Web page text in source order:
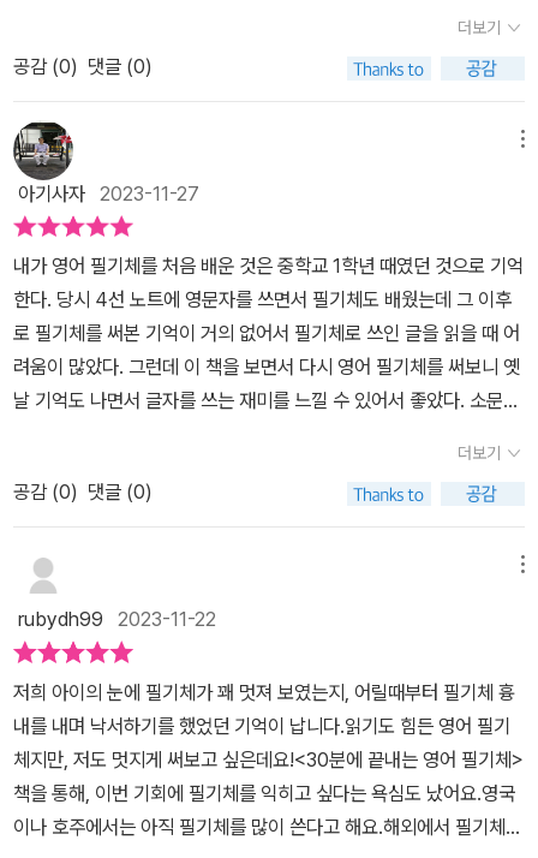
후 공부명언 문장을 따라 필기체로 써 볼 수 있는데 6가지 필기체로
따라 써 보면서 자신만의 필기체를 만들어 나갈 수 있어요.감성적이
를 바란다.배움은 정말 끝이 없는것 같아요. 너무 멋진 말이네요.좋은
명언도 익히고 필기체로 써 보며 충분한 연습을 통해서 자연스럽게
필기체를 완성할 수 있을때 까지 노력해야겠어요. 개성넘치는 나만의
멋진 필기체 빨리 멋지게 써 보고 싶네요~영어 필기체 마이클리시 마
이크 선생님의 영어필기체와 공부명언 필기체로 공부해 보시길 추천
합니다~​​​'마이클리시출판사로부터 도서를 제공받아 읽고 작성되었습
니다'
래 지속되지는 않았다.그러던 중 <30분에 끝내는 영어 필기체>를 알
게 되었고 '30분에 끝내는'이라는 문구에 용기를 내보았다.63페이지
로 구성되어 있는 얇은 책인데 구성은 아주 알차다.필기체은 영국, 호
주에서는 많이 사용하기에 영국 유학을 준비하는 사람은 필수로 익혀
야 한다.기본 필기체를 연습하고, 소문자를 전체적으로 이어서 써보
고,공부명언 30개를 필기해볼 수 있고, 영어공부 잘하는 법에 대한
이야기도 담고 있다.기본 알파벳을 점선을 따라서 쓰면되는데 어렵지
않다.처음 써보는건 아닌데 이상하게 재밌다.마이크 황님의 책을 지
금 연달아서 3권을 접했는데 그래서인가?이상하게 재밌고 계속하고
싶어진다.영어관련된 책을 읽거나 쓰면서 이런 기분은 처음이다.마이
크 황님의 방법이 내게는 흥미롭게 다가오는 것 같다.알파벳 연습을
하고 공부명언 필기체도 따라써봤는데 글씨체 6가지나 된다.여러 글
씨체를 접해보는 것도 재밌었다.사람마다 글씨체가 다른데 필기체도
여러 글씨체를 보니 멋있어 보이기도 했다.익숙한 글씨체가 아니다보
공부를 해야하고, 지혜를 얻으려면 관찰을 해야한다.마릴린 보스 사
번트p.54이다.당연한 말이다. 지식을 얻기 위해서 공부하는 것 만큼
좋은 방법이 없다고 생각한다.지혜로운 사람이 되고 싶은 마음이 큰
데 지혜를 얻으려면 관찰을 해야 한다고 하니 내가 놓치고 있는게 관
찰이었음 알게됐다.앞으로 관찰하는데 시간을 들여야 할 것 같다.필
기체 연습으로 마무리 하는게 아니라 영어를 잘하는 법에 대해서도
이야기를 다룬다.긴 글로 적혀있지 않지만 임팩트가 있다.영어를 잘
하기 위해서는 반복해는 것만큼 좋은게 없고, 꾸준하게 계속 공부하
더보기
공감 (0) 댓글 (0)
아기사자 2023-11-27
내가 영어 필기체를 처음 배운 것은 중학교 1학년 때였던 것으로 기억
한다. 당시 4선 노트에 영문자를 쓰면서 필기체도 배웠는데 그 이후
로 필기체를 써본 기억이 거의 없어서 필기체로 쓰인 글을 읽을 때 어
려움이 많았다. 그런데 이 책을 보면서 다시 영어 필기체를 써보니 옛
날 기억도 나면서 글자를 쓰는 재미를 느낄 수 있어서 좋았다. 소문자
헛갈리는 글자도 있어서 자꾸 쓰는 연습을 해야 익숙해질 것 같다. 실
제로 필기체로 쓰인 글을 읽을 기회가 얼마나 될지는 모르겠지만 자
필 편지를 주고 받게 된다면 아무래도 필기체를 쓸 수밖에 없을 것이
라 생각되어 모르는 것보다는 배워두는 게 좋겠다는 생각이 든다. 이
도움이 되었다. 저자는 이 책의 목적을 이렇게 적고 있다. '누구나 쉽
게 필기체를 읽고 쓸 수 있기를 바랐습니다. 그래서 알파벳 26자를,
한 글자당 1분씩 26분, 이어 쓰기에 4분, 총 30분이면 익ㄷ힐 수 있
도록 이 책을 집필했습니다.' 그런데 내가 직접 써보니 글자를 익히는
데는 30분이면 가능하지만 공부명언 필기체 30까지 다 써본다면 1
시간 정도는 걸릴 것 같았다. 저자가 이 책의 목적에 적어놓은 것처럼
필기체는 서명을 할 때나, 더 빠른 필기를 하고 싶을 때 쓰이며, 간판
더보기
공감 (0) 댓글 (0)
rubydh99 2023-11-22
저희 아이의 눈에 필기체가 꽤 멋져 보였는지, 어릴때부터 필기체 흉
내를 내며 낙서하기를 했었던 기억이 납니다.읽기도 힘든 영어 필기
체지만, 저도 멋지게 써보고 싶은데요!<30분에 끝내는 영어 필기체>
책을 통해, 이번 기회에 필기체를 익히고 싶다는 욕심도 났어요.영국
이나 호주에서는 아직 필기체를 많이 쓴다고 해요.해외에서 필기체로